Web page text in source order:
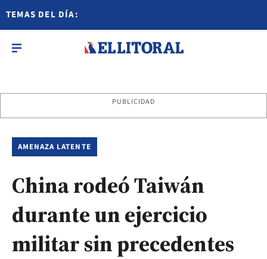
TEMAS DEL DÍA:
PUBLICIDAD
AMENAZA LATENTE
China rodeó Taiwán
durante un ejercicio
militar sin precedentes